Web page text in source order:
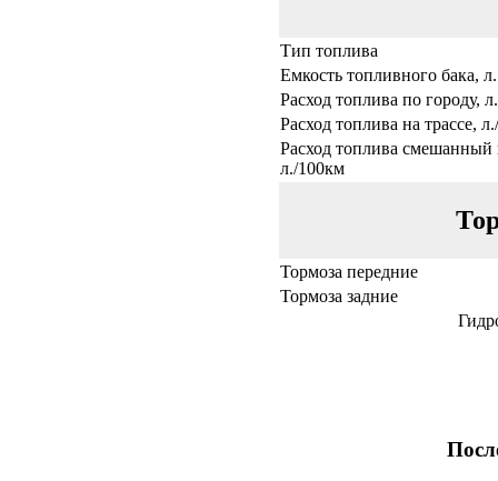
Тип топлива
Емкость топливного бака, л.
Расход топлива по городу,
Расход топлива на трассе,
Расход топлива смешанный
л./100км
Тормоза передние
Тормоза задние